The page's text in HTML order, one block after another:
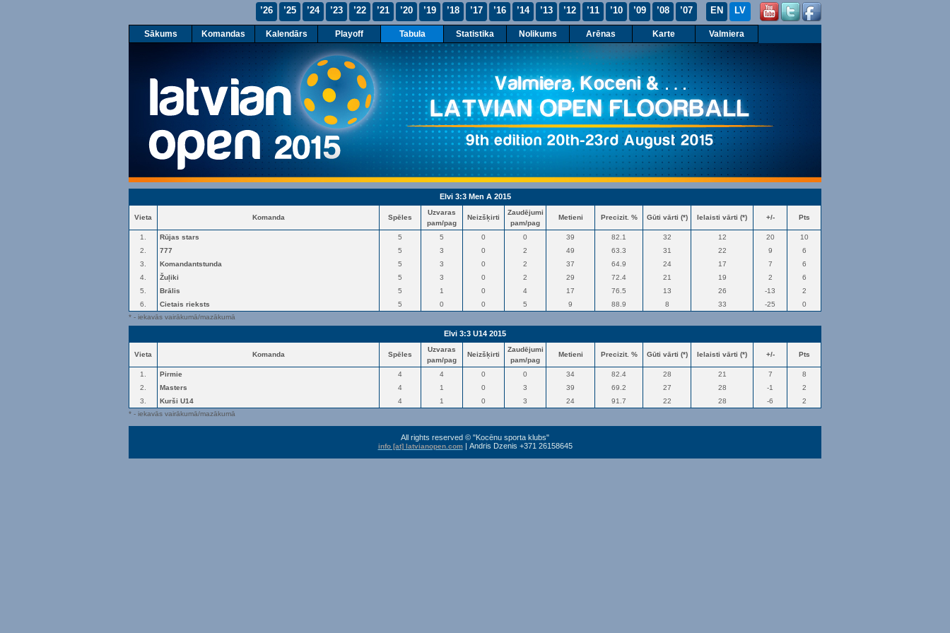
LV
EN
’07
’08
’09
’10
’11
’12
’13
’14
’16
’17
’18
’19
’20
’21
’22
’23
’24
’25
’26
Sākums Komandas Kalendārs Playoff Tabula Statistika Nolikums Arēnas Karte Valmiera
Elvi 3:3 Men A 2015
Vieta Komanda Spēles
Uzvaras
pam/pag
Neizšķirti
Zaudējumi
pam/pag
Metieni Precizit. % Gūti vārti (*) Ielaisti vārti (*) +/- Pts
1. Rūjas stars 5 5 0 0 39 82.1 32 12 20
10
2.
777 5 3 0 2 49 63.3 31 22 9
6
3.
Komandantstunda 5 3 0 2 37 64.9 24 17 7
6
4.
Žuļiki 5 3 0 2 29 72.4 21 19 2
6
5.
Brālis 5 1 0 4 17 76.5 13 26 -13
2
6.
Cietais rieksts 5 0 0 5 9 88.9 8 33 -25
0
* - iekavās vairākumā/mazākumā
Elvi 3:3 U14 2015
Vieta Komanda Spēles
Uzvaras
pam/pag
Neizšķirti
Zaudējumi
pam/pag
Metieni Precizit. % Gūti vārti (*) Ielaisti vārti (*) +/- Pts
1. Pirmie 4 4 0 0 34 82.4 28 21 7
8
2.
Masters 4 1 0 3 39 69.2 27 28 -1
2
3.
Kurši U14 4 1 0 3 24 91.7 22 28 -6
2
* - iekavās vairākumā/mazākumā
All rights reserved © "Kocēnu sporta klubs"
info [at] latvianopen.com| Andris Dzenis +371 26158645